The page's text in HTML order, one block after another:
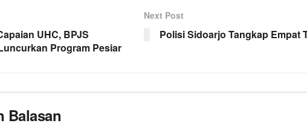
UHC, BPJS
Program Pesiar
Next Post
Polisi Sidoarjo Tangkap Empat
Balasan